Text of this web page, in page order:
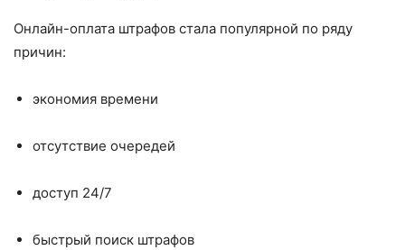
Онлайн-оплата штрафов стала популярной по ряду
причин:
экономия времени
отсутствие очередей
доступ 24/7
быстрый поиск штрафов